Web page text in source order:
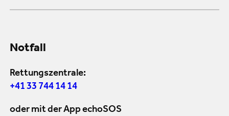
Notfall
Rettungszentrale:
+41 33 744 14 14
oder mit der App echoSOS